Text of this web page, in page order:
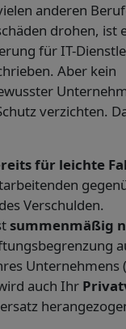
anderen
drohen, ist
für IT-
Aber kein
verzichten.
für leichte
Verschulden.
summenmäßig
Unternehmens
auch Ihr